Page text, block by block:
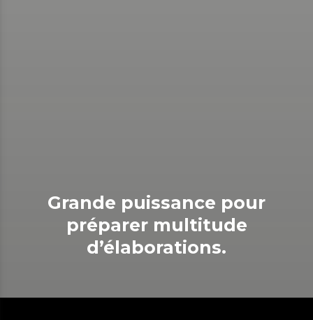
Grande puissance pour
préparer multitude
d’élaborations.